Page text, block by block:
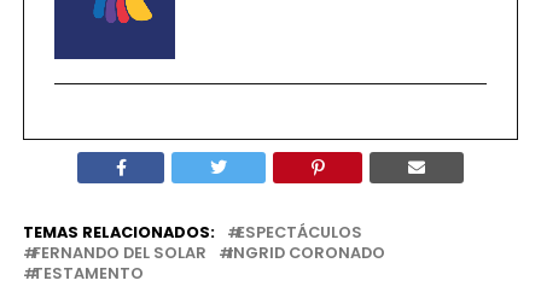
TEMAS RELACIONADOS:
ESPECTÁCULOS
FERNANDO DEL SOLAR
INGRID CORONADO
TESTAMENTO